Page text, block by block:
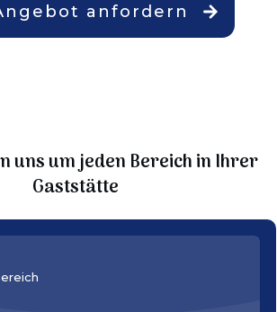
anfordern
uns um jeden Bereich in Ihrer
Gaststätte